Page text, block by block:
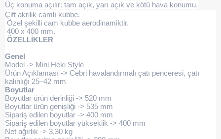
Üç konuma açılır: tam açık, yarı açık ve kötü hava konumu.
Çift akrilik camlı kubbe.
Özel şekilli cam kubbe aerodinamiktir.
400 x 400 mm.
ÖZELLİKLER
Genel
Model -> Mini Heki Style
Ürün Açıklaması -> Cebri havalandırmalı çatı penceresi, çatı
kalınlığı 25–42 mm
Boyutlar
Boyutlar ürün derinliği -> 520 mm
Boyutlar ürün genişliği -> 535 mm
Sipariş edilen boyutlar -> 400 mm
Sipariş edilen boyutlar yükseklik -> 400 mm
Net ağırlık -> 3,30 kg